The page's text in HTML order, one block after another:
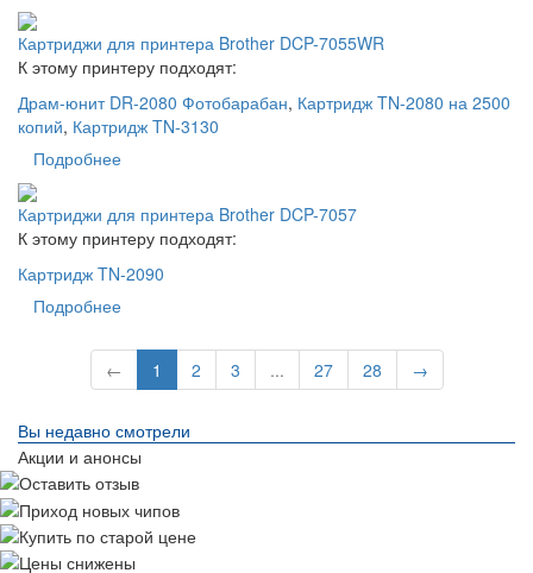
Картриджи для принтера Brother DCP-7055WR
К этому принтеру подходят:
Драм-юнит DR-2080 Фотобарабан, Картридж TN-2080 на 2500
копий, Картридж TN-3130
Подробнее
Картриджи для принтера Brother DCP-7057
К этому принтеру подходят:
Картридж TN-2090
Подробнее
← 1 2 3 ... 27 28 →
Вы недавно смотрели
Акции и анонсы